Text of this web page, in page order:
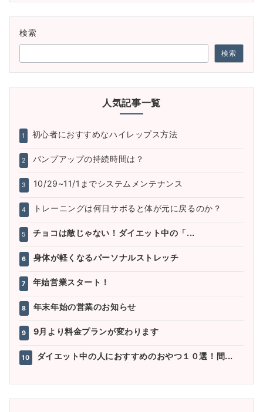
検索
検索
人気記事一覧
1 初心者におすすめなハイレップス方法
2 パンプアップの持続時間は？
3 10/29~11/1までシステムメンテナンス
4 トレーニングは何日サボると体が元に戻るのか？
5 チョコは敵じゃない！ダイエット中の「...
6 身体が軽くなるパーソナルストレッチ
7 年始営業スタート！
8 年末年始の営業のお知らせ
9 9月より料金プランが変わります
10 ダイエット中の人におすすめのおやつ１０選！間...